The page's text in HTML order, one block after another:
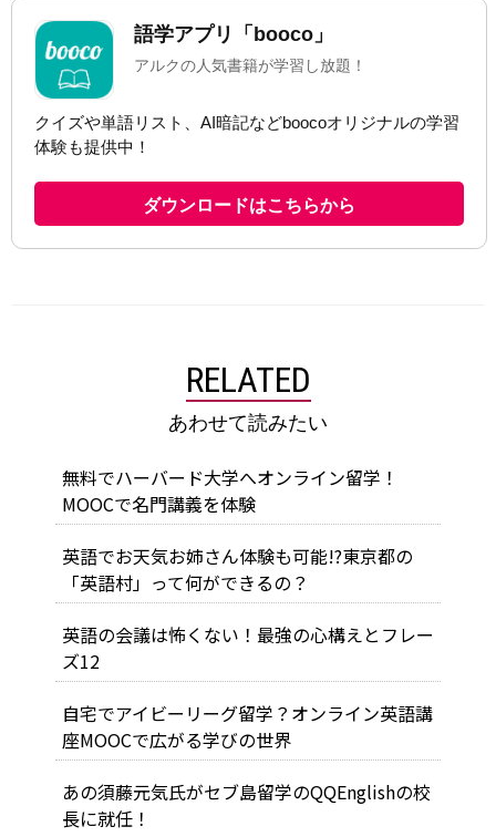
RELATED
あわせて読みたい
無料でハーバード大学へオンライン留学！
MOOCで名門講義を体験
英語でお天気お姉さん体験も可能!?東京都の
「英語村」って何ができるの？
英語の会議は怖くない！最強の心構えとフレー
ズ12
自宅でアイビーリーグ留学？オンライン英語講
座MOOCで広がる学びの世界
あの須藤元気氏がセブ島留学のQQEnglishの校
長に就任！